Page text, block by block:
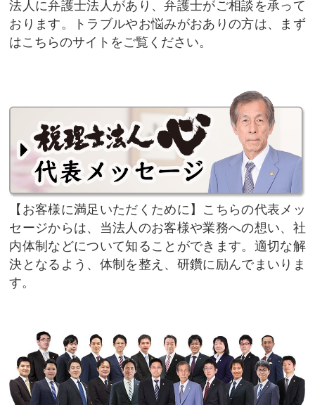
法人に弁護士法人があり、弁護士がご相談を承って
おります。トラブルやお悩みがおありの方は、まず
はこちらのサイトをご覧ください。
お客様に満足いただくために
こちらの代表メッ
セージからは、当法人のお客様や業務への想い、社
内体制などについて知ることができます。適切な解
決となるよう、体制を整え、研鑽に励んでまいりま
す。